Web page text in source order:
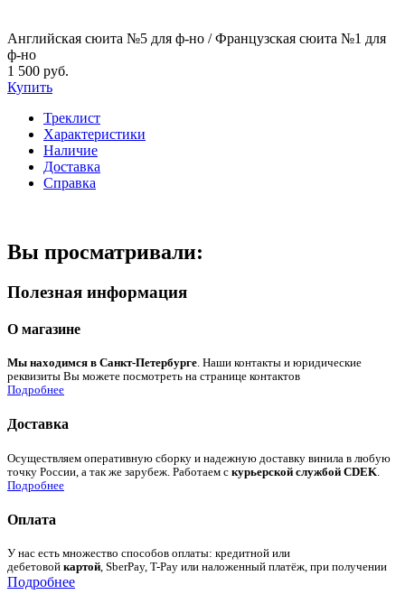
Английская сюита №5 для ф-но / Французская сюита №1 для
ф-но
1 500 руб.
Купить
Треклист
Характеристики
Наличие
Доставка
Справка
Вы просматривали:
Полезная информация
О магазине
Мы находимся в Санкт-Петербурге. Наши контакты и юридические
реквизиты Вы можете посмотреть на странице контактов
Подробнее
Доставка
Осуществляем оперативную сборку и надежную доставку винила в любую
точку России, а так же зарубеж. Работаем с курьерской службой CDEK
Подробнее
Оплата
У нас есть множество способов оплаты: кредитной или
дебетовой картой, SberPay, T-Pay или наложенный платёж, при получении
Подробнее